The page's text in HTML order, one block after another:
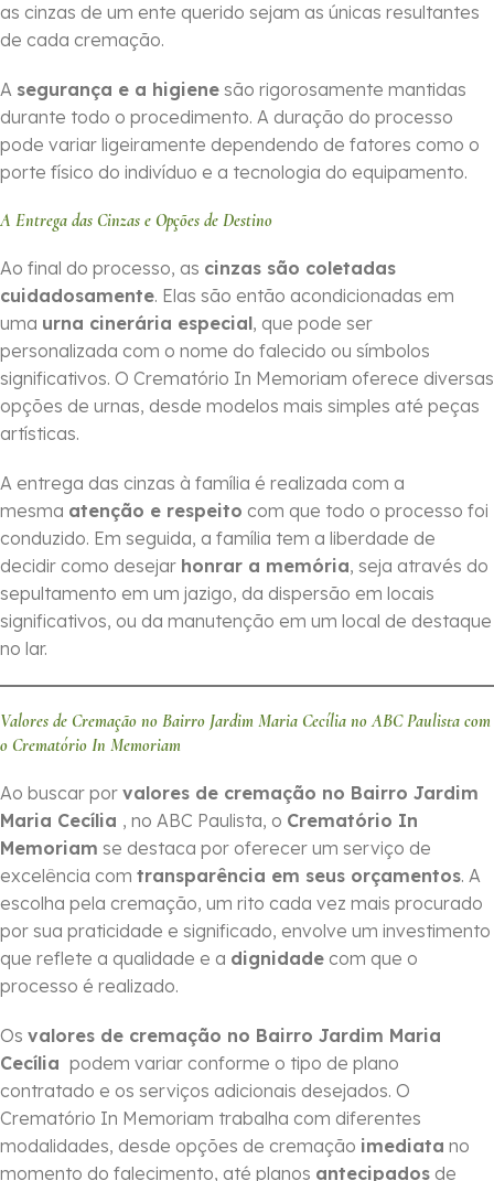
as cinzas de um ente querido sejam as únicas resultantes
de cada cremação.
A segurança e a higiene são rigorosamente mantidas
durante todo o procedimento. A duração do processo
pode variar ligeiramente dependendo de fatores como o
porte físico do indivíduo e a tecnologia do equipamento.
A Entrega das Cinzas e Opções de Destino
Ao final do processo, as cinzas são coletadas
cuidadosamente. Elas são então acondicionadas em
uma urna cinerária especial, que pode ser
personalizada com o nome do falecido ou símbolos
significativos. O Crematório In Memoriam oferece diversas
opções de urnas, desde modelos mais simples até peças
artísticas.
A entrega das cinzas à família é realizada com a
mesma atenção e respeito com que todo o processo foi
conduzido. Em seguida, a família tem a liberdade de
decidir como desejar honrar a memória, seja através do
sepultamento em um jazigo, da dispersão em locais
significativos, ou da manutenção em um local de destaque
no lar.
Valores de Cremação no Bairro Jardim Maria Cecília no ABC Paulista com
o Crematório In Memoriam
Ao buscar por valores de cremação no Bairro Jardim
Maria Cecília , no ABC Paulista, o Crematório In
Memoriam se destaca por oferecer um serviço de
excelência com transparência em seus orçamentos. A
escolha pela cremação, um rito cada vez mais procurado
por sua praticidade e significado, envolve um investimento
que reflete a qualidade e a dignidade com que o
processo é realizado.
Os valores de cremação no Bairro Jardim Maria
Cecília podem variar conforme o tipo de plano
contratado e os serviços adicionais desejados. O
Crematório In Memoriam trabalha com diferentes
modalidades, desde opções de cremação imediata no
momento do falecimento, até planos antecipados de